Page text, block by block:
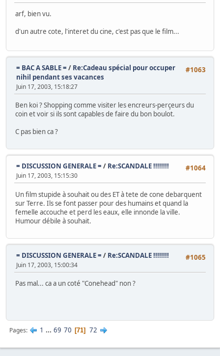
arf, bien vu.
d'un autre cote, l'interet du cine, c'est pas que le film...
#1063
= BAC A SABLE = / Re:Cadeau spécial pour occuper
nihil pendant ses vacances
Juin 17, 2003, 15:18:27
Ben koi ? Shopping comme visiter les encreurs-perçeurs du
coin et voir si ils sont capables de faire du bon boulot.
C pas bien ca ?
#1064
= DISCUSSION GENERALE = / Re:SCANDALE !!!!!!!!
Juin 17, 2003, 15:15:30
Un film stupide à souhait ou des ET à tete de cone debarquent
sur Terre. Ils se font passer pour des humains et quand la
femelle accouche et perd les eaux, elle innonde la ville.
Humour débile à souhait.
#1065
= DISCUSSION GENERALE = / Re:SCANDALE !!!!!!!!
Juin 17, 2003, 15:00:34
Pas mal... ca a un coté "Conehead" non ?
Pages 1 ... 69 70 71 72